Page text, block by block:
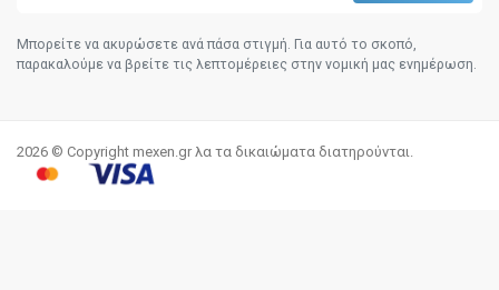
Μπορείτε να ακυρώσετε ανά πάσα στιγμή. Για αυτό το σκοπό,
παρακαλούμε να βρείτε τις λεπτομέρειες στην νομική μας ενημέρωση.
2026 © Copyright mexen.gr λα τα δικαιώματα διατηρούνται.